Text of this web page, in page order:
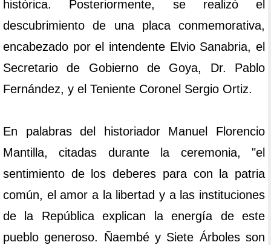
histórica. Posteriormente, se realizó el
descubrimiento de una placa conmemorativa,
encabezado por el intendente Elvio Sanabria, el
Secretario de Gobierno de Goya, Dr. Pablo
Fernández, y el Teniente Coronel Sergio Ortiz.
En palabras del historiador Manuel Florencio
Mantilla, citadas durante la ceremonia, "el
sentimiento de los deberes para con la patria
común, el amor a la libertad y a las instituciones
de la República explican la energía de este
pueblo generoso. Ñaembé y Siete Árboles son